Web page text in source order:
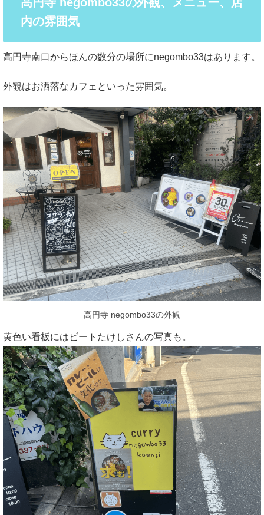
高円寺 negombo33の外観、メニュー、店
内の雰囲気
高円寺南口からほんの数分の場所にnegombo33はあります。
外観はお洒落なカフェといった雰囲気。
高円寺 negombo33の外観
黄色い看板にはビートたけしさんの写真も。